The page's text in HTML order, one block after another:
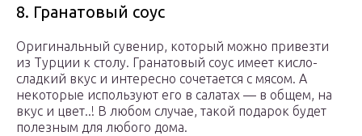
8. Гранатовый соус
Оригинальный сувенир, который можно привезти
из Турции к столу. Гранатовый соус имеет кисло-
сладкий вкус и интересно сочетается с мясом. А
некоторые используют его в салатах — в общем, на
вкус и цвет..! В любом случае, такой подарок будет
полезным для любого дома.